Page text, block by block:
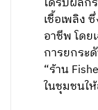
เชื้อเพลิง
อาชีพ โด
การยกระ
“ร้าน
ในชุมชนใ